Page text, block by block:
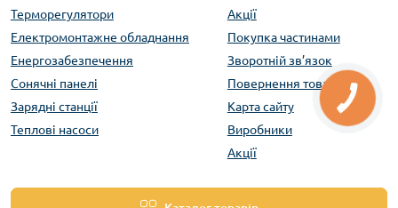
Терморегулятори
Електромонтажне обладнання
Енергозабезпечення
Сонячні панелі
Зарядні станції
Теплові насоси
Акції
Покупка частинами
Зворотній зв’язок
Повернення товару
Карта сайту
Виробники
Акції